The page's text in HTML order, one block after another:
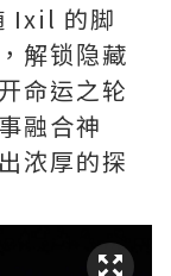
Ixil 的脚
解锁隐藏
命运之轮
融合神
浓厚的探